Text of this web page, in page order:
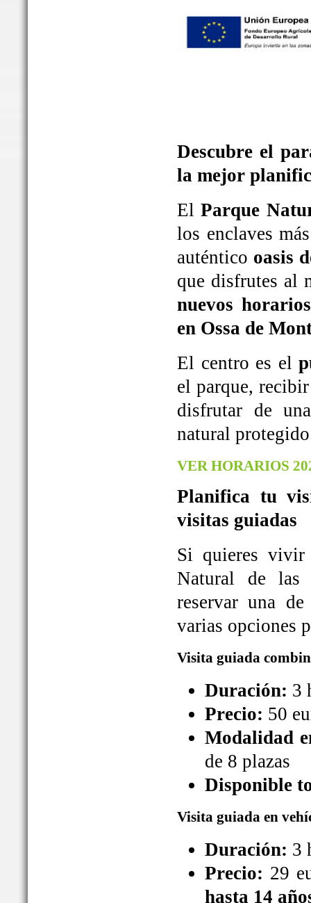
Descubre el
la mejor
ElParque
los enclaves
auténtico oasis
que disfrutes al
nuevos
en Ossa de
El centro es el
el parque,
disfrutar de
natural
VER HORARIOS
Planifica tu
visitas guiadas
Si quieres
Natural de las
reservar una
varias opciones
Visita guiada
Duración: 3
Precio: 50
Modalidad
de 8 plazas
Disponible
Visita guiada en
Duración: 3
Precio: 29
hasta 14